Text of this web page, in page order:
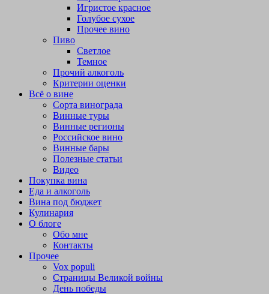
Игристое красное
Голубое сухое
Прочее вино
Пиво
Светлое
Темное
Прочий алкоголь
Критерии оценки
Всё о вине
Сорта винограда
Винные туры
Винные регионы
Российское вино
Винные бары
Полезные статьи
Видео
Покупка вина
Еда и алкоголь
Вина под бюджет
Кулинария
О блоге
Обо мне
Контакты
Прочее
Vox populi
Страницы Великой войны
День победы